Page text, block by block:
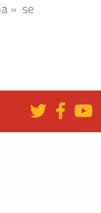
» se